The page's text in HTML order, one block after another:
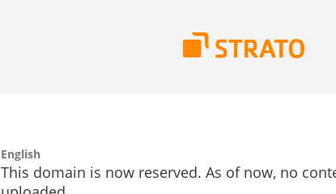
English
This domain is now reserved. As of now, no